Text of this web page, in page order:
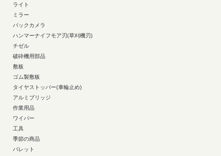
ライト
ミラー
バックカメラ
ハンマーナイフモア刃(草刈機刃)
チゼル
破砕機用部品
敷板
ゴム製敷板
タイヤストッパー(車輪止め)
アルミブリッジ
作業用品
ワイパー
工具
季節の商品
パレット